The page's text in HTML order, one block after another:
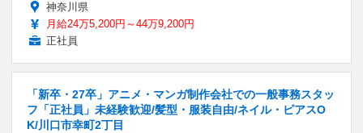
神奈川県
月給24万5,200円～44万9,200円
正社員
「新卒・27卒」アニメ・マンガ制作会社での一般事務スタッ
フ「正社員」未経験歓迎/髪型・服装自由/ネイル・ピアスO
K/川口市幸町2丁目